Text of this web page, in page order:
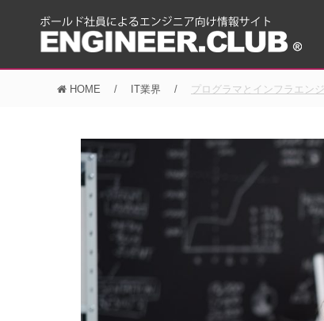
HOME IT業界 プログラマとインフラエン